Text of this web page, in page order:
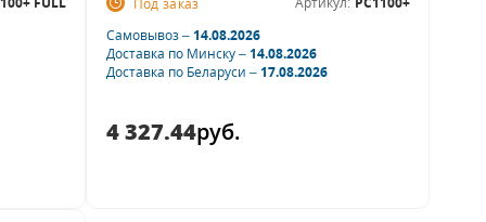
Под заказ
Самовывоз –14.08.2026
Доставка по Минску –14.08.2026
Доставка по Беларуси –17.08.2026
4 327.44руб.